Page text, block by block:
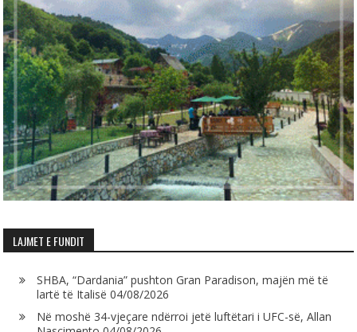
LAJMET E FUNDIT
SHBA, “Dardania” pushton Gran Paradison, majën më të
lartë të Italisë 04/08/2026
Në moshë 34-vjeçare ndërroi jetë luftëtari i UFC-së, Allan